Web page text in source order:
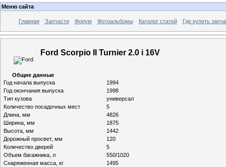
Меню сайта
Главная Запчасти Форум Фотоальбомы Каталог статей Где купить
Ford Scorpio II Turnier 2.0 i 16V
Общие данные
Год начала выпуска
1994
Год окончания выпуска
1998
Тип кузова
универсал
Количество посадочных мест
5
Длина, мм
4826
Ширина, мм
1875
Высота, мм
1442
Дорожный просвет, мм
120
Количество дверей
5
Объем багажника, л
550/1020
Снаряженная масса, кг
1495